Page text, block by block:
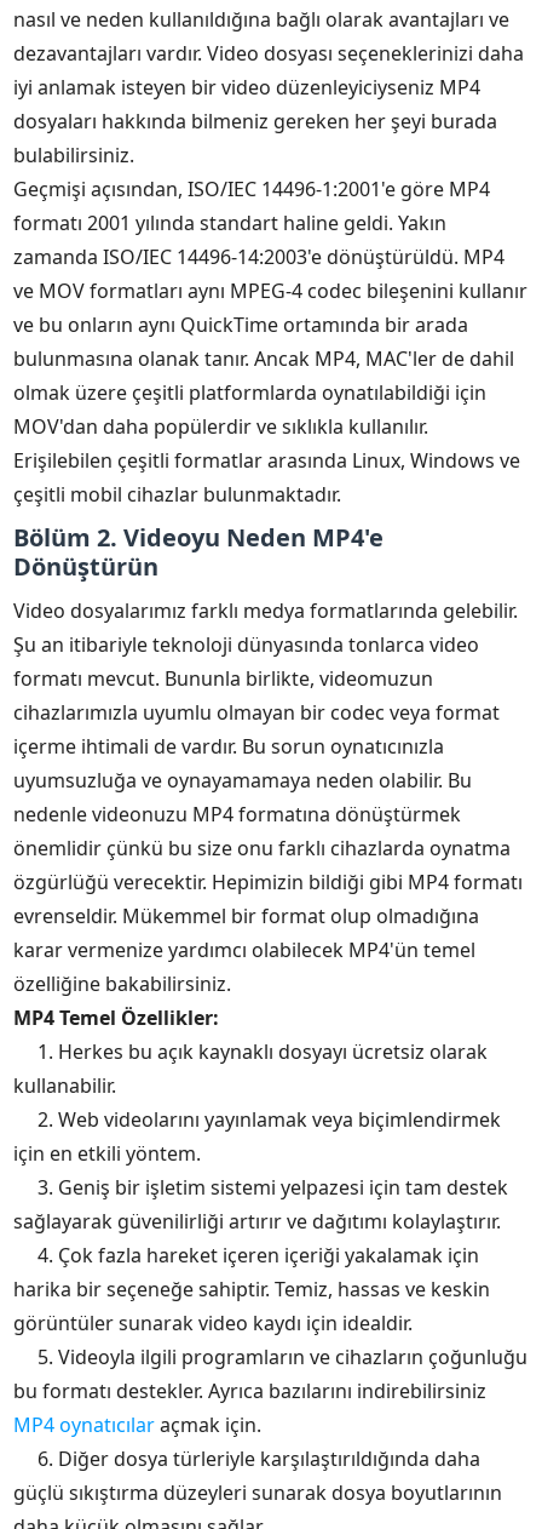
nasıl ve neden kullanıldığına bağlı olarak avantajları ve
dezavantajları vardır. Video dosyası seçeneklerinizi daha
iyi anlamak isteyen bir video düzenleyiciyseniz MP4
dosyaları hakkında bilmeniz gereken her şeyi burada
bulabilirsiniz.
Geçmişi açısından, ISO/IEC 14496-1:2001'e göre MP4
formatı 2001 yılında standart haline geldi. Yakın
zamanda ISO/IEC 14496-14:2003'e dönüştürüldü. MP4
ve MOV formatları aynı MPEG-4 codec bileşenini kullanır
ve bu onların aynı QuickTime ortamında bir arada
bulunmasına olanak tanır. Ancak MP4, MAC'ler de dahil
olmak üzere çeşitli platformlarda oynatılabildiği için
MOV'dan daha popülerdir ve sıklıkla kullanılır.
Erişilebilen çeşitli formatlar arasında Linux, Windows ve
çeşitli mobil cihazlar bulunmaktadır.
Bölüm 2. Videoyu Neden MP4'e
Dönüştürün
Video dosyalarımız farklı medya formatlarında gelebilir.
Şu an itibariyle teknoloji dünyasında tonlarca video
formatı mevcut. Bununla birlikte, videomuzun
cihazlarımızla uyumlu olmayan bir codec veya format
içerme ihtimali de vardır. Bu sorun oynatıcınızla
uyumsuzluğa ve oynayamamaya neden olabilir. Bu
nedenle videonuzu MP4 formatına dönüştürmek
önemlidir çünkü bu size onu farklı cihazlarda oynatma
özgürlüğü verecektir. Hepimizin bildiği gibi MP4 formatı
evrenseldir. Mükemmel bir format olup olmadığına
karar vermenize yardımcı olabilecek MP4'ün temel
özelliğine bakabilirsiniz.
MP4 Temel Özellikler:
1. Herkes bu açık kaynaklı dosyayı ücretsiz olarak
kullanabilir.
2. Web videolarını yayınlamak veya biçimlendirmek
için en etkili yöntem.
3. Geniş bir işletim sistemi yelpazesi için tam destek
sağlayarak güvenilirliği artırır ve dağıtımı kolaylaştırır.
4. Çok fazla hareket içeren içeriği yakalamak için
harika bir seçeneğe sahiptir. Temiz, hassas ve keskin
görüntüler sunarak video kaydı için idealdir.
5. Videoyla ilgili programların ve cihazların çoğunluğu
bu formatı destekler. Ayrıca bazılarını indirebilirsiniz
MP4 oynatıcılaraçmak için.
6. Diğer dosya türleriyle karşılaştırıldığında daha
güçlü sıkıştırma düzeyleri sunarak dosya boyutlarının